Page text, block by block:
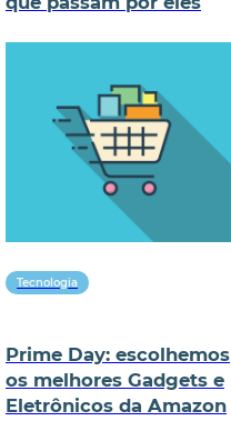
Tecnologia
Prime Day: escolhemos
os melhores Gadgets e
Eletrônicos da Amazon